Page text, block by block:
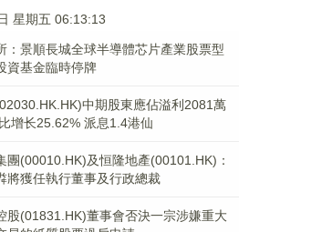
星期五 06:13:14
：景順長城全球半導體芯片產業股票型
資基金臨時停牌
中期股東應佔溢利2081萬
增长25.62% 派息1.4港仙
團(00010.HK)及恒隆地產(00101.HK)：
將獲任執行董事及行政總裁
股(01831.HK)董事會否決一宗涉嫌重大